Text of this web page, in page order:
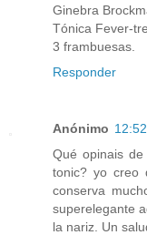
Ginebra
Tónica Fever-
3 frambuesas.
Responder
Anónimo
Qué opinais
tonic? yo creo
conserva
superelegante
la nariz. Un